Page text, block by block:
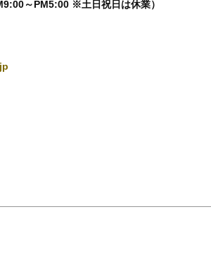
～PM5:00 ※土日祝日は休業）